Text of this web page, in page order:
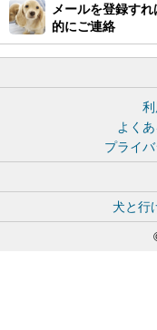
メールを登録す
的にご連絡
よく
プライ
犬と行